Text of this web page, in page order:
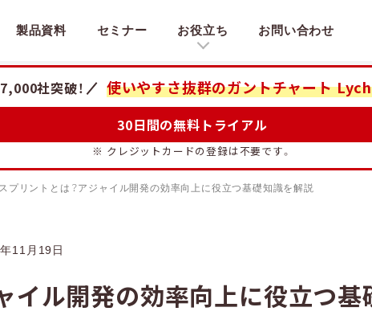
製品資料 セミナー お役立ち お問い合わせ
社突破！ 使いやすさ抜群のガントチャート
30日間の無料トライアル
※ クレジットカードの登録は不要です。
スプリントとは？アジャイル開発の効率向上に役立つ基礎知識を解説
11月19日
イル開発の効率向上に役立つ